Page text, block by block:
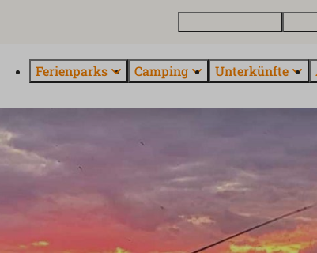
Ferienparks Camping Unterkünfte